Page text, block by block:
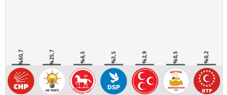
%60,7 %25,7 %6,5 %3,5 %2,9 %0,5 %0,2